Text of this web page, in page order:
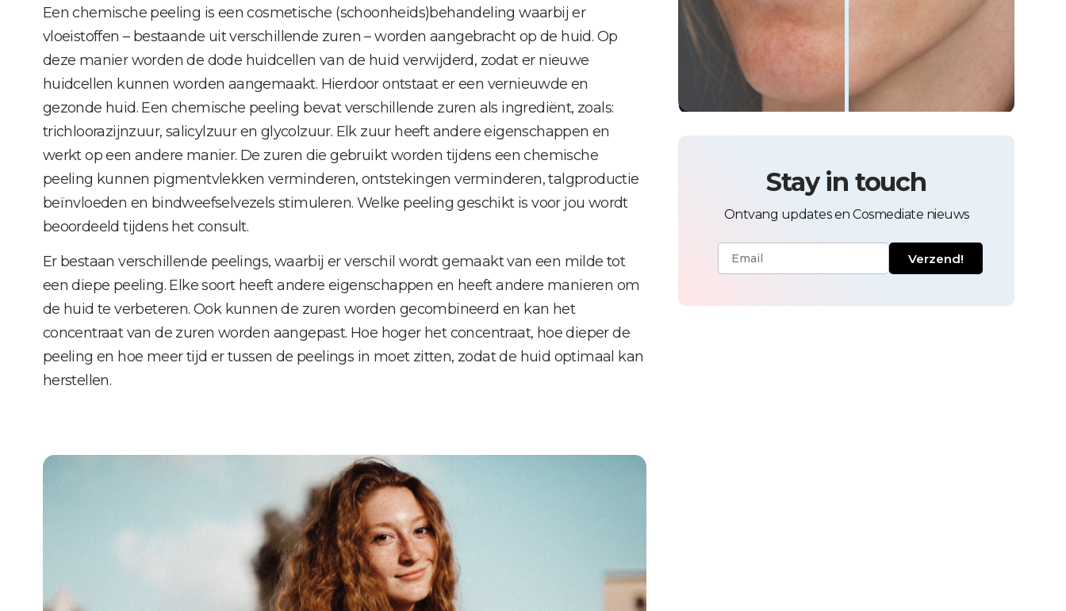
Een chemische peeling is een cosmetische (schoonheids)behandeling waarbij er
vloeistoffen – bestaande uit verschillende zuren – worden aangebracht op de huid. Op
deze manier worden de dode huidcellen van de huid verwijderd, zodat er nieuwe
huidcellen kunnen worden aangemaakt. Hierdoor ontstaat er een vernieuwde en
gezonde huid. Een chemische peeling bevat verschillende zuren als ingrediënt, zoals:
trichloorazijnzuur, salicylzuur en glycolzuur. Elk zuur heeft andere eigenschappen en
werkt op een andere manier. De zuren die gebruikt worden tijdens een chemische
peeling kunnen pigmentvlekken verminderen, ontstekingen verminderen, talgproductie
beïnvloeden en bindweefselvezels stimuleren. Welke peeling geschikt is voor jou wordt
beoordeeld tijdens het consult.
Er bestaan verschillende peelings, waarbij er verschil wordt gemaakt van een milde tot
een diepe peeling. Elke soort heeft andere eigenschappen en heeft andere manieren om
de huid te verbeteren. Ook kunnen de zuren worden gecombineerd en kan het
concentraat van de zuren worden aangepast. Hoe hoger het concentraat, hoe dieper de
peeling en hoe meer tijd er tussen de peelings in moet zitten, zodat de huid optimaal kan
herstellen.
Stay in touch
Ontvang updates en Cosmediate nieuws
Verzend!